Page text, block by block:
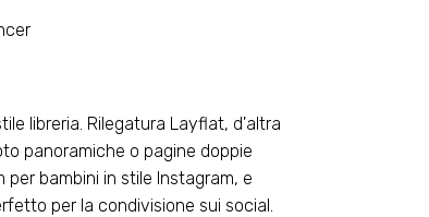
libreria. Rilegatura Layflat, d'altra
panoramiche o pagine doppie
per bambini in stile Instagram, e
per la condivisione sui social.